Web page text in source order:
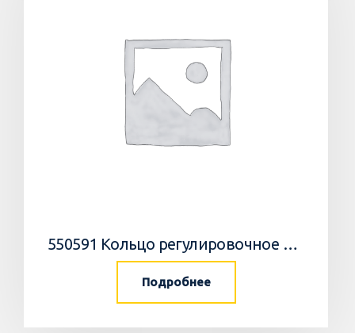
550591 Кольцо регулировочное 0,05мм/WEDGE
Подробнее